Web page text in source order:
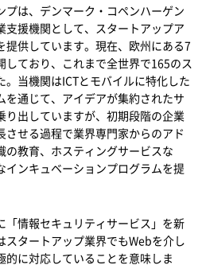
プは、デンマーク・コペンハーゲン
支援機関として、スタートアップア
提供しています。現在、欧州にある7
しており、これまで全世界で165のス
。当機関はICTとモバイルに特化した
を通じて、アイデアが集約されたサ
り出していますが、初期段階の企業
させる過程で業界専門家からのアド
の教育、ホスティングサービスな
インキュベーションプログラムを提
「情報セキュリティサービス」を新
スタートアップ業界でもWebを介し
的に対応していることを意味しま